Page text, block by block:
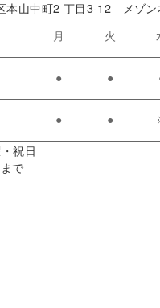
山中町2 丁目3-12 メゾン
月 火
● ●
● ●
祝日
で